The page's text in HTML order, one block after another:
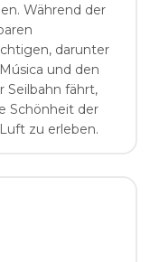
Während der
darunter
und den
Seilbahn fährt,
Schönheit der
zu erleben.